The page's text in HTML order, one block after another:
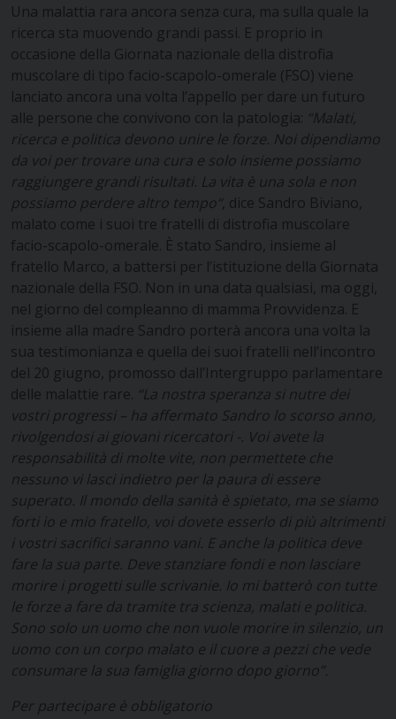
Una malattia rara ancora senza cura, ma sulla quale la
ricerca sta muovendo grandi passi. E proprio in
occasione della Giornata nazionale della distrofia
muscolare di tipo facio-scapolo-omerale (FSO) viene
lanciato ancora una volta l’appello per dare un futuro
alle persone che convivono con la patologia: “Malati,
ricerca e politica devono unire le forze. Noi dipendiamo
da voi per trovare una cura e solo insieme possiamo
raggiungere grandi risultati. La vita è una sola e non
possiamo perdere altro tempo“, dice Sandro Biviano,
malato come i suoi tre fratelli di distrofia muscolare
facio-scapolo-omerale. È stato Sandro, insieme al
fratello Marco, a battersi per l’istituzione della Giornata
nazionale della FSO. Non in una data qualsiasi, ma oggi,
nel giorno del compleanno di mamma Provvidenza. E
insieme alla madre Sandro porterà ancora una volta la
sua testimonianza e quella dei suoi fratelli nell’incontro
del 20 giugno, promosso dall’Intergruppo parlamentare
delle malattie rare. “La nostra speranza si nutre dei
vostri progressi – ha affermato Sandro lo scorso anno,
rivolgendosi ai giovani ricercatori -. Voi avete la
responsabilità di molte vite, non permettete che
nessuno vi lasci indietro per la paura di essere
superato. Il mondo della sanità è spietato, ma se siamo
forti io e mio fratello, voi dovete esserlo di più altrimenti
i vostri sacrifici saranno vani. E anche la politica deve
fare la sua parte. Deve stanziare fondi e non lasciare
morire i progetti sulle scrivanie. Io mi batterò con tutte
le forze a fare da tramite tra scienza, malati e politica.
Sono solo un uomo che non vuole morire in silenzio, un
uomo con un corpo malato e il cuore a pezzi che vede
consumare la sua famiglia giorno dopo giorno”.
Per partecipare è obbligatorio